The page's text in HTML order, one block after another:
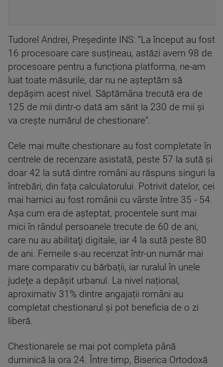
Tudorel Andrei, Preşedinte INS: ”La început au fost
16 procesoare care susțineau, astăzi avem 98 de
procesoare pentru a funcționa platforma, ne-am
luat toate măsurile, dar nu ne aşteptăm să
depășim acest nivel. Săptămâna trecută era de
125 de mii dintr-o dată am sărit la 230 de mii și
va creşte numărul de chestionare”.
Cele mai multe chestionare au fost completate în
centrele de recenzare asistată, peste 57 la sută și
doar 42 la sută dintre români au răspuns singuri la
întrebări, din fața calculatorului. Potrivit datelor, cei
mai harnici au fost românii cu vârste între 35 - 54.
Așa cum era de așteptat, procentele sunt mai
mici în rândul persoanele trecute de 60 de ani,
care nu au abilitaţi digitale, iar 4 la sută peste 80
de ani. Femeile s-au recenzat într-un număr mai
mare comparativ cu bărbații, iar ruralul în unele
judeţe a depăşit urbanul. La nivel național,
aproximativ 31% dintre angajații români au
completat chestionarul și pot beneficia de o zi
liberă.
Chestionarele se mai pot completa până
duminică la ora 24. Între timp, Biserica Ortodoxă